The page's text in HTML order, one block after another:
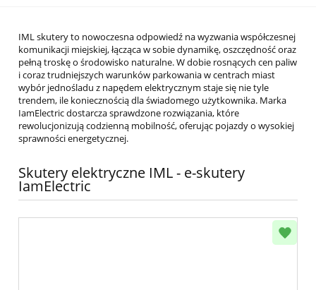
IML skutery to nowoczesna odpowiedź na wyzwania współczesnej
komunikacji miejskiej, łącząca w sobie dynamikę, oszczędność oraz
pełną troskę o środowisko naturalne. W dobie rosnących cen paliw
i coraz trudniejszych warunków parkowania w centrach miast
wybór jednośladu z napędem elektrycznym staje się nie tyle
trendem, ile koniecznością dla świadomego użytkownika. Marka
IamElectric dostarcza sprawdzone rozwiązania, które
rewolucjonizują codzienną mobilność, oferując pojazdy o wysokiej
sprawności energetycznej.
Skutery elektryczne IML - e-skutery
IamElectric